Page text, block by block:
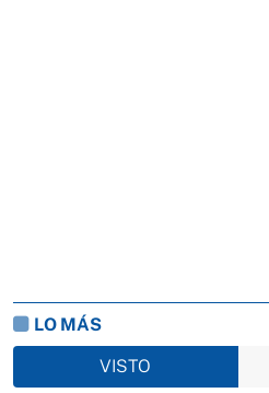
LO MÁS
VISTO